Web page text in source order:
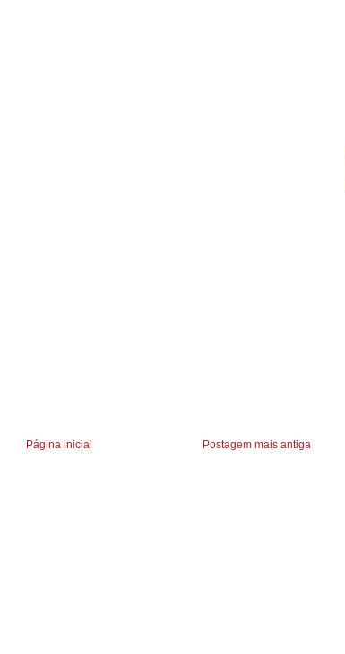
Postagem mais antiga
Página inicial